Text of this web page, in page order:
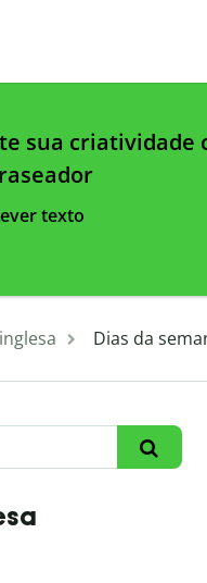
sua criatividade
texto
Dias da